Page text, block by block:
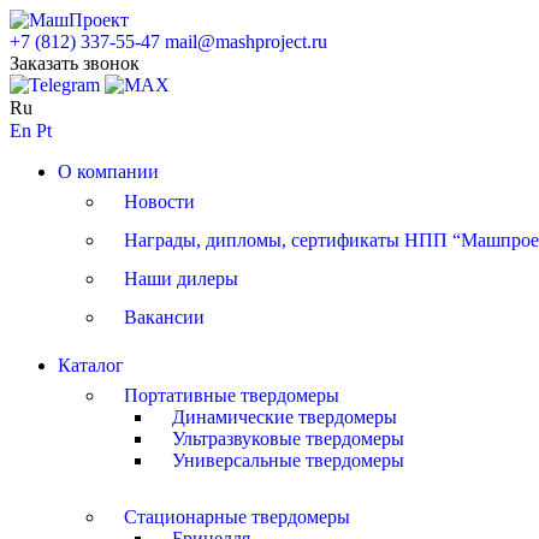
+7 (812) 337-55-47 mail@mashproject.ru
Заказать звонок
Ru
En Pt
О компании
Новости
Награды, дипломы, сертификаты НПП
Наши дилеры
Вакансии
Каталог
Портативные твердомеры
Динамические твердомеры
Ультразвуковые твердомеры
Универсальные твердомеры
Стационарные твердомеры